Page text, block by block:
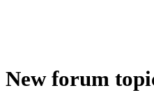
New forum